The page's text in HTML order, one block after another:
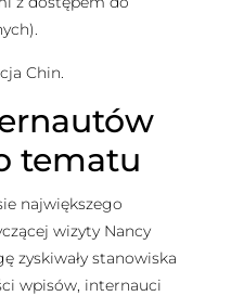
Chin.
tematu
największego
wizyty Nancy
zyskiwały stanowiska
wpisów, internauci